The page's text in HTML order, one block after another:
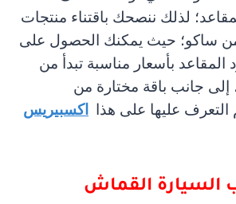
لذلك ننصحك باقتناء منتجات
ساكو؛ حيث يمكنك الحصول على
بأسعار مناسبة تبدأ من
إلى جانب باقة مختارة من
التعرف عليها على هذا
اكسبيريس
السيارة القماش